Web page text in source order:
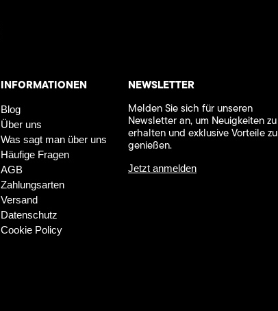
INFORMATIONEN
Blog
Über uns
Was sagt man über uns
Häufige Fragen
AGB
Zahlungsarten
Versand
Datenschutz
Cookie Policy
NEWSLETTER
Melden Sie sich für unseren
Newsletter an, um Neuigkeiten zu
erhalten und exklusive Vorteile zu
genießen.
Jetzt anmelden